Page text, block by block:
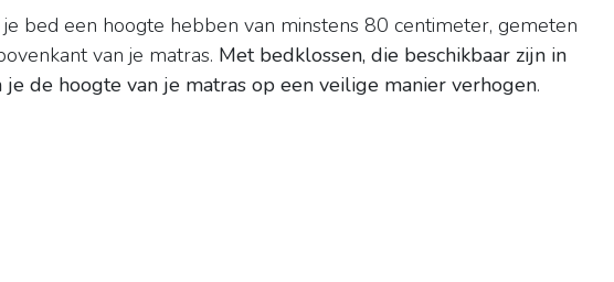
bed een hoogte hebben van minstens 80 centimeter, gemeten
van je matras. Met bedklossen, die beschikbaar zijn in
de hoogte van je matras op een veilige manier verhogen.